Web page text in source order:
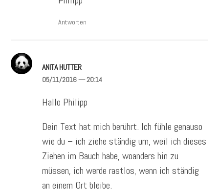
Antworten
ANITA HUTTER
05/11/2016— 20:14
Hallo Philipp
Dein Text hat mich berührt. Ich fühle genauso
wie du – ich ziehe ständig um, weil ich dieses
Ziehen im Bauch habe, woanders hin zu
müssen, ich werde rastlos, wenn ich ständig
an einem Ort bleibe.